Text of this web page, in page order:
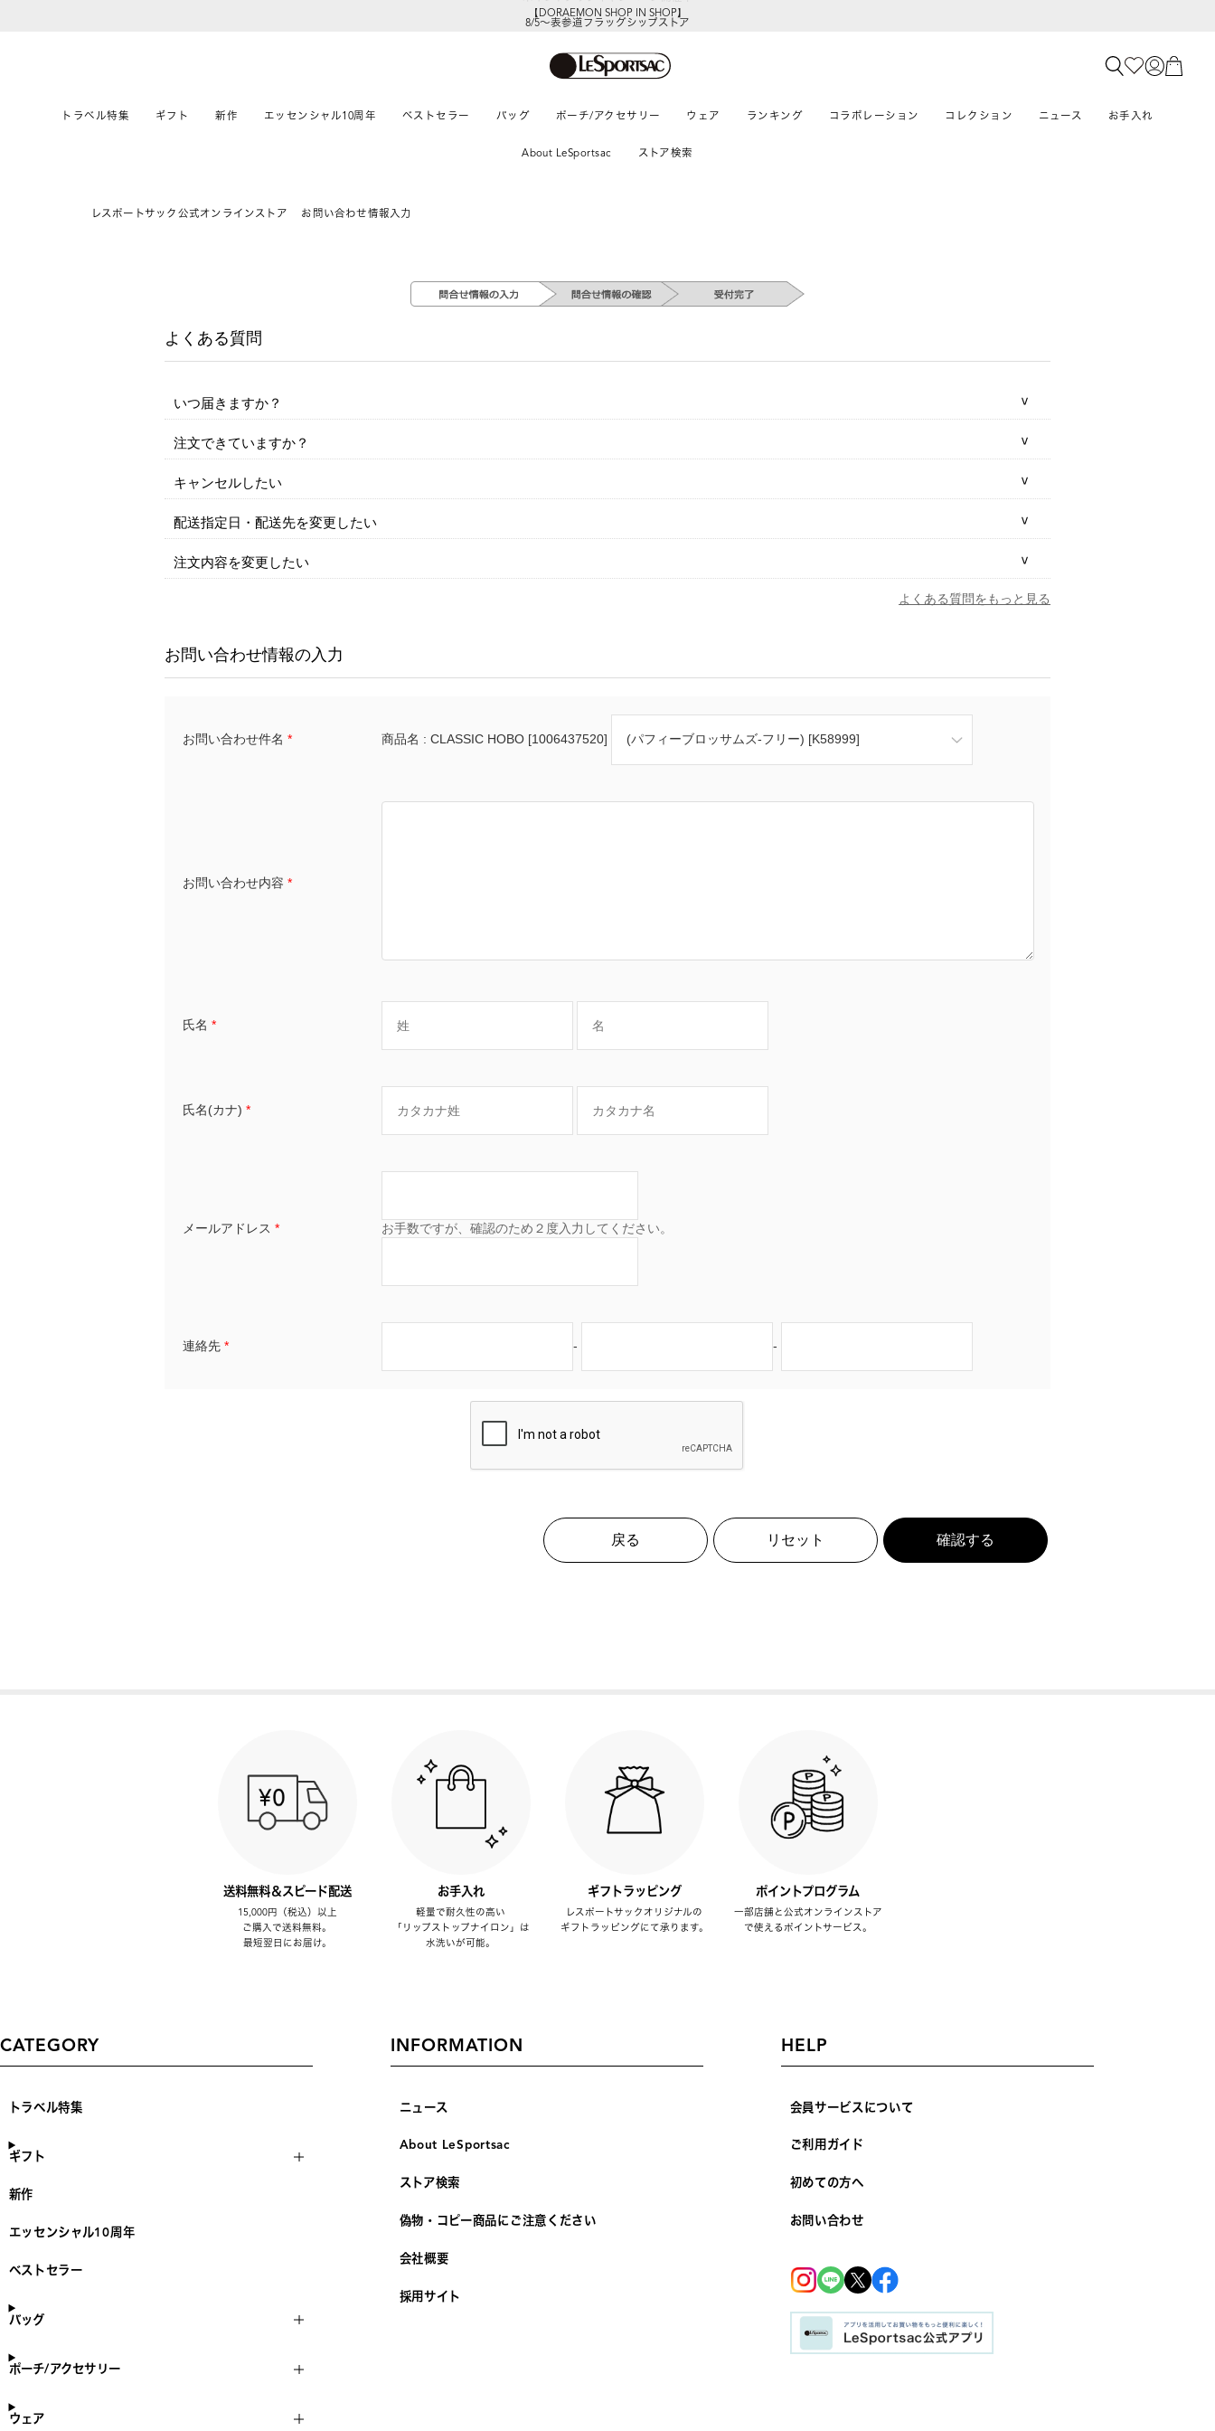
【DORAEMON SHOP IN SHOP】
8/5～表参道フラッグシップストア
トラベル特集 ギフト 新作 エッセンシャル10周年 ベストセラー バッグ ポーチ/アクセサリー ウェア ランキング コラボレーション コレクション ニュース お手入れ
About LeSportsac ストア検索
レスポートサック公式オンラインストア お問い合わせ情報入力
よくある質問
いつ届きますか？
注文できていますか？
キャンセルしたい
配送指定日・配送先を変更したい
注文内容を変更したい
よくある質問をもっと見る
お問い合わせ情報の入力
お問い合わせ件名 * 商品名 : CLASSIC HOBO [1006437520]
お問い合わせ内容 *
氏名 *
氏名(カナ) *
メールアドレス * お手数ですが、確認のため２度入力してください。
連絡先 * - -
戻る リセット 確認する
送料無料＆スピード配送
15,000円（税込）以上
ご購入で送料無料。
最短翌日にお届け。
お手入れ
軽量で耐久性の高い
「リップストップナイロン」は
水洗いが可能。
ギフトラッピング
レスポートサックオリジナルの
ギフトラッピングにて承ります。
ポイントプログラム
一部店舗と公式オンラインストア
で使えるポイントサービス。
CATEGORY
トラベル特集
ギフト
新作
エッセンシャル10周年
ベストセラー
バッグ
ポーチ/アクセサリー
ウェア
INFORMATION
ニュース
About LeSportsac
ストア検索
偽物・コピー商品にご注意ください
会社概要
採用サイト
HELP
会員サービスについて
ご利用ガイド
初めての方へ
お問い合わせ